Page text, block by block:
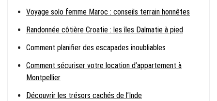
Voyage solo femme Maroc : conseils terrain honnêtes
Randonnée côtière Croatie : les îles Dalmatie à pied
Comment planifier des escapades inoubliables
Comment sécuriser votre location d’appartement à
Montpellier
Découvrir les trésors cachés de l’Inde